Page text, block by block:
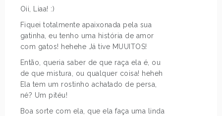
Oii, Liaa! :)
Fiquei totalmente apaixonada pela sua
gatinha, eu tenho uma história de amor
com gatos! hehehe Já tive MUUITOS!
Então, queria saber de que raça ela é, ou
de que mistura, ou qualquer coisa! heheh
Ela tem um rostinho achatado de persa,
né? Um pitéu!
Boa sorte com ela, que ela faça uma linda